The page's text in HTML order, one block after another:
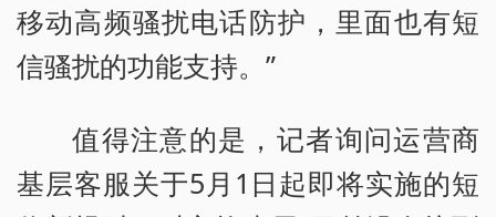
移动高频骚扰电话防护，里面也有短
信骚扰的功能支持。”
值得注意的是，记者询问运营商
基层客服关于5月1日起即将实施的短